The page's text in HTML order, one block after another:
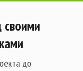
своими
до